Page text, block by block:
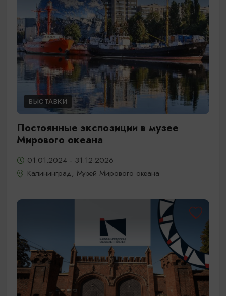
ВЫСТАВКИ
Постоянные экспозиции в музее
Мирового океана
01.01.2024 - 31.12.2026
Калининград, Музей Мирового океана